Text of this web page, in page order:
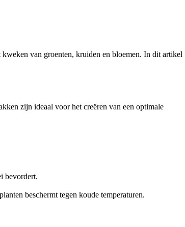
van groenten, kruiden en bloemen. In dit artikel
zijn ideaal voor het creëren van een optimale
bevordert.
beschermt tegen koude temperaturen.